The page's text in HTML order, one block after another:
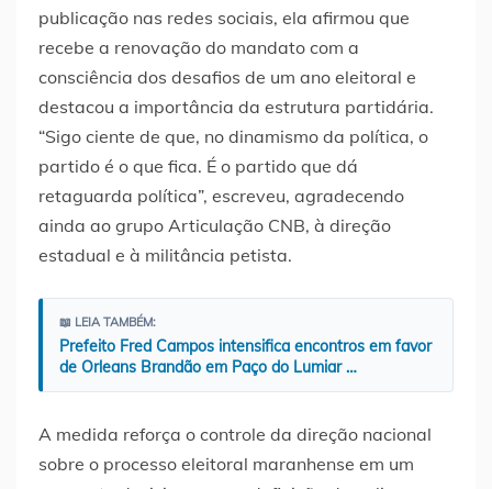
publicação nas redes sociais, ela afirmou que
recebe a renovação do mandato com a
consciência dos desafios de um ano eleitoral e
destacou a importância da estrutura partidária.
“Sigo ciente de que, no dinamismo da política, o
partido é o que fica. É o partido que dá
retaguarda política”, escreveu, agradecendo
ainda ao grupo Articulação CNB, à direção
estadual e à militância petista.
📖 LEIA TAMBÉM:
Prefeito Fred Campos intensifica encontros em favor
de Orleans Brandão em Paço do Lumiar …
A medida reforça o controle da direção nacional
sobre o processo eleitoral maranhense em um